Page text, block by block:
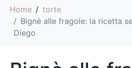
Home
torte
Bignè alle fragole: la ricetta
Diego